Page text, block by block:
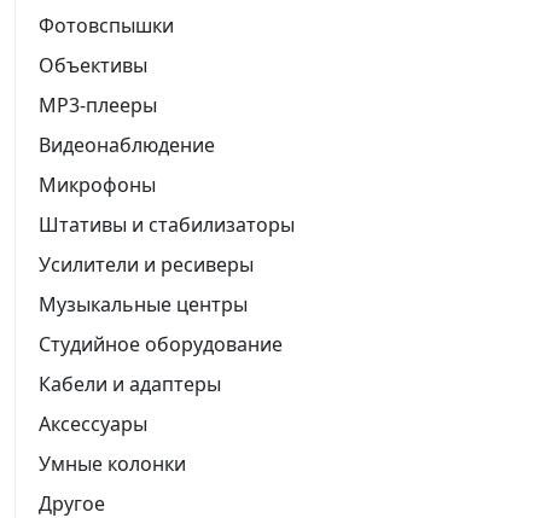
Фотовспышки
Объективы
MP3-плееры
Видеонаблюдение
Микрофоны
Штативы и стабилизаторы
Усилители и ресиверы
Музыкальные центры
Студийное оборудование
Кабели и адаптеры
Аксессуары
Умные колонки
Другое